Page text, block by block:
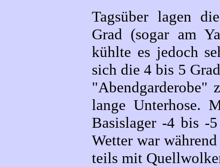
Tagsüber lagen
Grad (sogar am
kühlte es jedoch
sich die 4 bis 5
"Abendgarderobe"
lange Unterhose.
Basislager -4 bis -
Wetter war
teils mit